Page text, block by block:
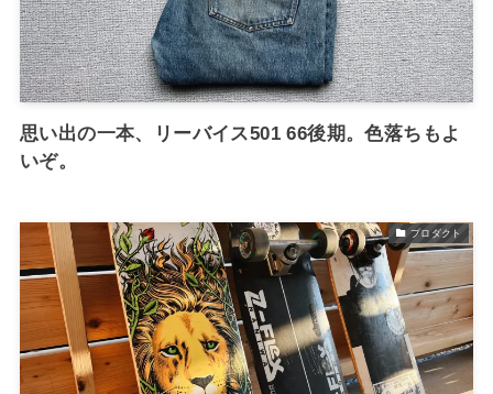
思い出の一本、リーバイス501 66後期。色落ちもよ
いぞ。
プロダクト